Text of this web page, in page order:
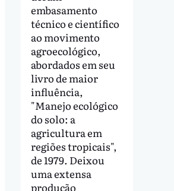
embasamento
técnico e científico
ao movimento
agroecológico,
abordados em seu
livro de maior
influência,
"Manejo ecológico
do solo: a
agricultura em
regiões tropicais",
de 1979. Deixou
uma extensa
produção